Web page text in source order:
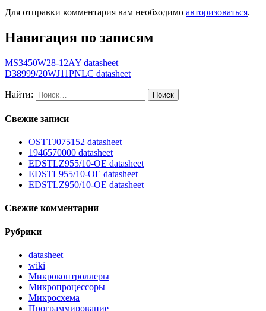
Для отправки комментария вам необходимо авторизоваться.
Навигация по записям
MS3450W28-12AY datasheet
D38999/20WJ11PNLC datasheet
Найти:
Свежие записи
OSTTJ075152 datasheet
1946570000 datasheet
EDSTLZ955/10-OE datasheet
EDSTL955/10-OE datasheet
EDSTLZ950/10-OE datasheet
Свежие комментарии
Рубрики
datasheet
wiki
Микроконтроллеры
Микропроцессоры
Микросхема
Программирование